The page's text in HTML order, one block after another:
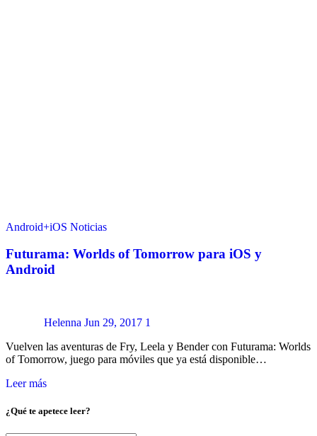
Android+iOS Noticias
Futurama: Worlds of Tomorrow para iOS y
Android
Helenna Jun 29, 2017 1
Vuelven las aventuras de Fry, Leela y Bender con Futurama: Worlds
of Tomorrow, juego para móviles que ya está disponible…
Leer más
¿Qué te apetece leer?